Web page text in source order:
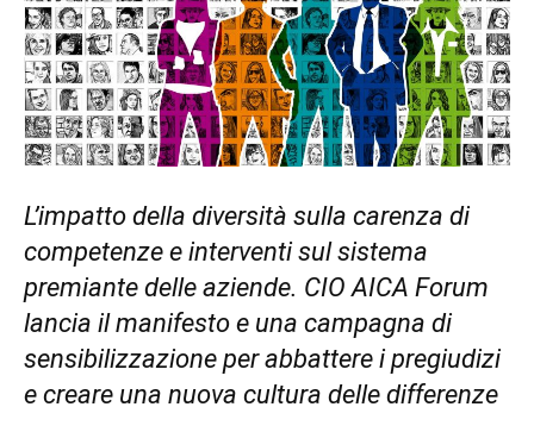
L’impatto della diversità sulla carenza di
competenze e interventi sul sistema
premiante delle aziende. CIO AICA Forum
lancia il manifesto e una campagna di
sensibilizzazione per abbattere i pregiudizi
e creare una nuova cultura delle differenze